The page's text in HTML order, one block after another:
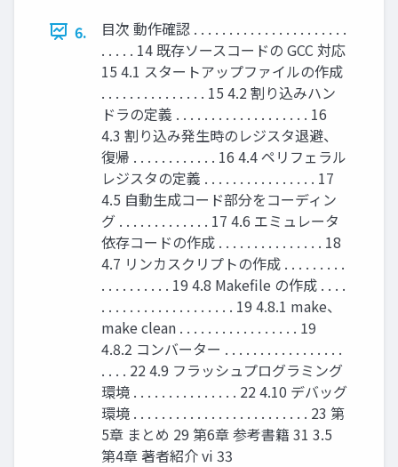
6.
目次 動作確認 . . . . . . . . . . . . . . . . . . . . . .
. . . . . 14 既存ソースコードの GCC 対応
15 4.1 スタートアップファイルの作成
. . . . . . . . . . . . . . . 15 4.2 割り込みハン
ドラの定義 . . . . . . . . . . . . . . . . . . . 16
4.3 割り込み発生時のレジスタ退避、
復帰 . . . . . . . . . . . . 16 4.4 ペリフェラル
レジスタの定義 . . . . . . . . . . . . . . . . 17
4.5 自動生成コード部分をコーディン
グ . . . . . . . . . . . . . 17 4.6 エミュレータ
依存コードの作成 . . . . . . . . . . . . . . . 18
4.7 リンカスクリプトの作成 . . . . . . . . .
. . . . . . . . . . 19 4.8 Makeﬁle の作成 . . . .
. . . . . . . . . . . . . . . . . . . 19 4.8.1 make、
make clean . . . . . . . . . . . . . . . . . 19
4.8.2 コンバーター . . . . . . . . . . . . . . . . .
. . . . 22 4.9 フラッシュプログラミング
環境 . . . . . . . . . . . . . . . 22 4.10 デバッグ
環境 . . . . . . . . . . . . . . . . . . . . . . . . . 23 第
5章 まとめ 29 第6章 参考書籍 31 3.5
第4章 著者紹介 vi 33